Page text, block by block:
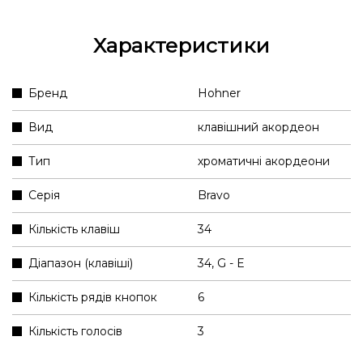
Характеристики
Бренд Hohner
Вид клавішний акордеон
Тип хроматичні акордеони
Серія Bravo
Кількість клавіш 34
Діапазон (клавіші) 34, G - E
Кількість рядів кнопок 6
Кількість голосів 3